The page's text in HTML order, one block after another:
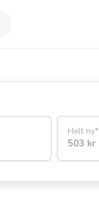
Helt ny*
503 kr